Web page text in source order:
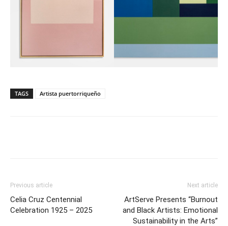
TAGS Artista puertorriqueño
Previous article
Celia Cruz Centennial
Celebration 1925 – 2025
Next article
ArtServe Presents “Burnout
and Black Artists: Emotional
Sustainability in the Arts”